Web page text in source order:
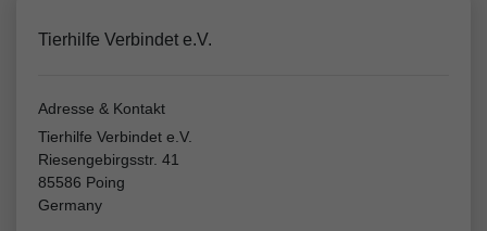
Tierhilfe Verbindet e.V.
Adresse & Kontakt
Tierhilfe Verbindet e.V.
Riesengebirgsstr. 41
85586 Poing
Germany